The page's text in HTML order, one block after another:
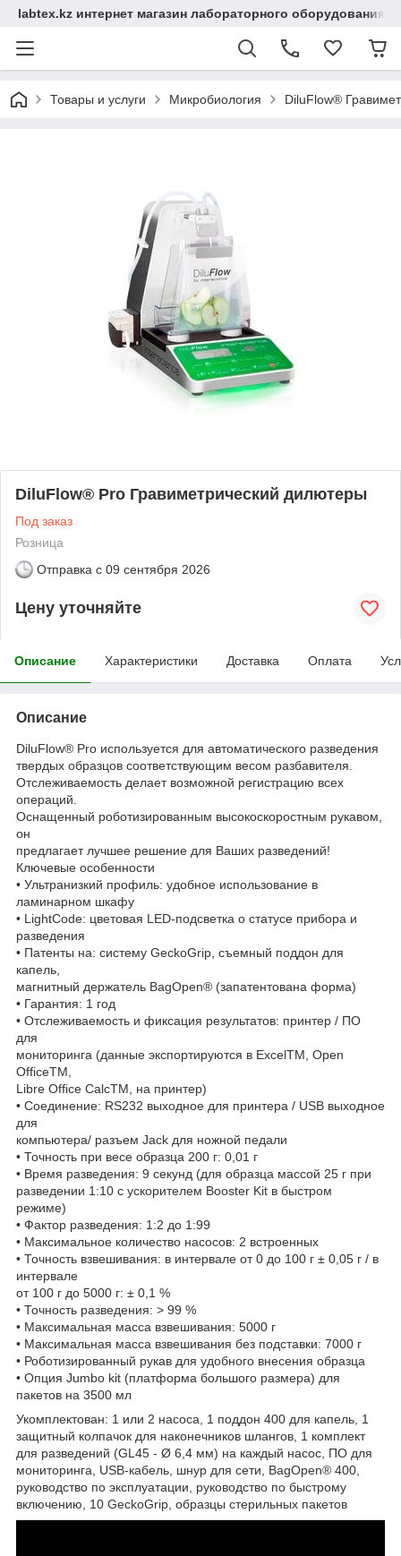
labtex.kz интернет магазин лабораторного оборудования
Товары и услуги Микробиология DiluFlow®
DiluFlow® Pro Гравиметрический дилютеры
Под заказ
Розница
Отправка с 09 сентября 2026
Цену уточняйте
Описание Характеристики Доставка Оплата
Описание
DiluFlow® Pro используется для автоматического разведения
твердых образцов соответствующим весом разбавителя.
Отслеживаемость делает возможной регистрацию всех
операций.
Оснащенный роботизированным высокоскоростным рукавом,
он
предлагает лучшее решение для Ваших разведений!
Ключевые особенности
• Ультранизкий профиль: удобное использование в
ламинарном шкафу
• LightCode: цветовая LED-подсветка о статусе прибора и
разведения
• Патенты на: систему GeckoGrip, съемный поддон для
капель,
магнитный держатель BagOpen® (запатентована форма)
• Гарантия: 1 год
• Отслеживаемость и фиксация результатов: принтер / ПО
для
мониторинга (данные экспортируются в ExcelTM, Open
OfficeTM,
Libre Office CalcTM, на принтер)
• Соединение: RS232 выходное для принтера / USB выходное
для
компьютера/ разъем Jack для ножной педали
• Точность при весе образца 200 г: 0,01 г
• Время разведения: 9 секунд (для образца массой 25 г при
разведении 1:10 с ускорителем Booster Kit в быстром
режиме)
• Фактор разведения: 1:2 до 1:99
• Максимальное количество насосов: 2 встроенных
• Точность взвешивания: в интервале от 0 до 100 г ± 0,05 г / в
интервале
от 100 г до 5000 г: ± 0,1 %
• Точность разведения: > 99 %
• Максимальная масса взвешивания: 5000 г
• Максимальная масса взвешивания без подставки: 7000 г
• Роботизированный рукав для удобного внесения образца
• Опция Jumbo kit (платформа большого размера) для
пакетов на 3500 мл
Укомплектован: 1 или 2 насоса, 1 поддон 400 для капель, 1
защитный колпачок для наконечников шлангов, 1 комплект
для разведений (GL45 - Ø 6,4 мм) на каждый насос, ПО для
мониторинга, USB-кабель, шнур для сети, BagOpen® 400,
руководство по эксплуатации, руководство по быстрому
включению, 10 GeckoGrip, образцы стерильных пакетов